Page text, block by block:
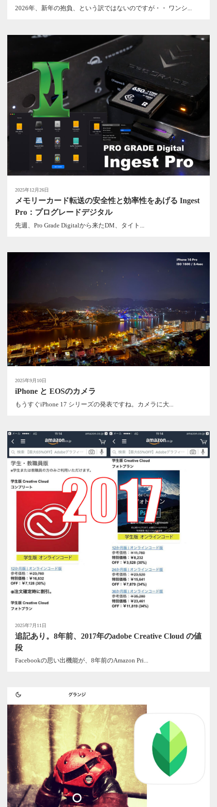
2026年、新年の抱負、という訳ではないのですが・・ ワンシ...
2025年12月26日
メモリーカード転送の安全性と効率性をあげる Ingest
Pro：プログレードデジタル
先週、Pro Grade Digitalから来たDM、タイト...
2025年9月10日
iPhone と EOSのカメラ
もうすぐiPhone 17 シリーズの発表ですね。カメラに大...
2025年7月11日
追記あり。8年前、2017年のadobe Creative Cloud の値
段
Facebookの思い出機能が、8年前のAmazon Pri...